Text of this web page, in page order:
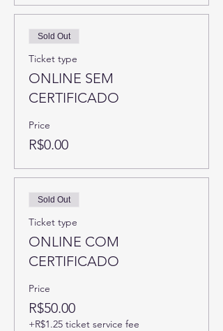
Sold Out
Ticket type
ONLINE SEM
CERTIFICADO
Price
R$0.00
Sold Out
Ticket type
ONLINE COM
CERTIFICADO
Price
R$50.00
+R$1.25 ticket service fee